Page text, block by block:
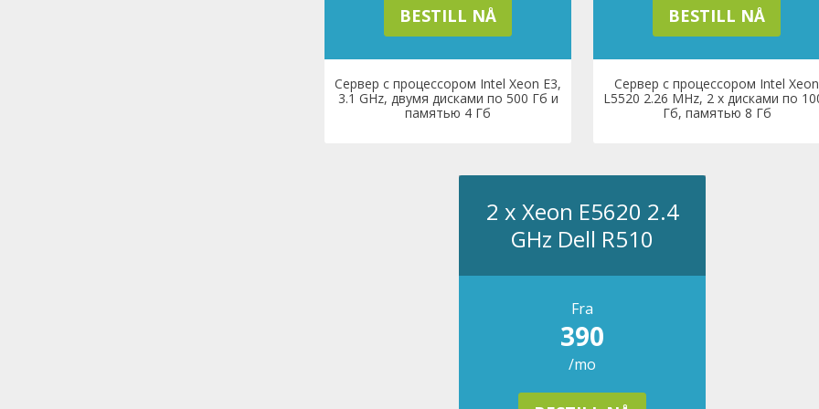
BESTILL NÅ
Сервер с процессором Intel Xeon E3,
3.1 GHz, двумя дисками по 500 Гб и
памятью 4 Гб
BESTILL NÅ
Сервер с процессором Intel Xeon
L5520 2.26 MHz, 2 x дисками по
Гб, памятью 8 Гб
2 x Xeon E5620 2.4
GHz Dell R510
Fra
390
/mo